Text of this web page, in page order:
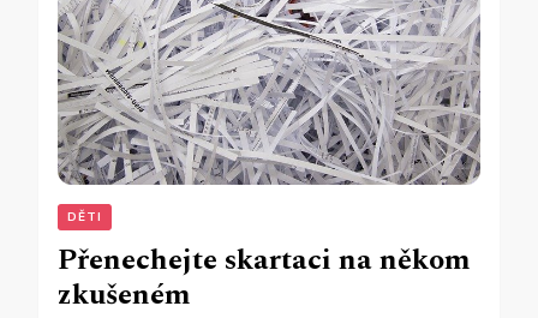
DĚTI
Přenechejte skartaci na někom
zkušeném